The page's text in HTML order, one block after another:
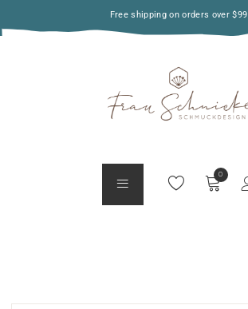
Free shipping on orders over $99